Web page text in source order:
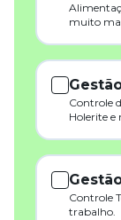
muito
Controle
Holerite e
Controle
trabalho.